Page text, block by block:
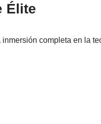
Élite
completa en la